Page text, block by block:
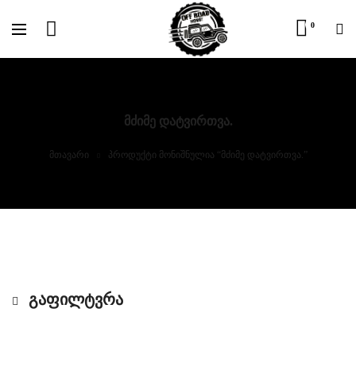
0
ᲛᲫᲘᲛᲔ ᲓᲐᲢᲕᲘᲠᲗᲕᲐ.
მთავარი პროდუქტი მონიშნულია “მძიმე დატვირთვა.”
ᲒᲐᲤᲘᲚᲢᲕᲠᲐ